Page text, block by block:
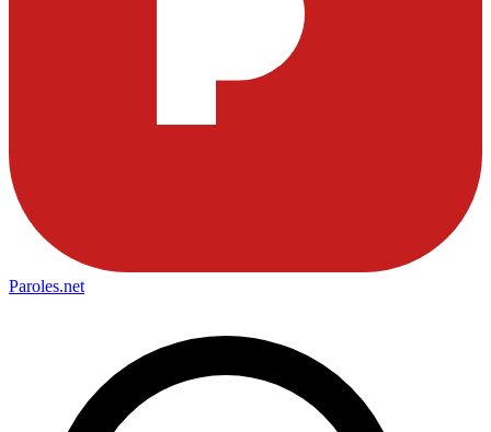
Paroles.net